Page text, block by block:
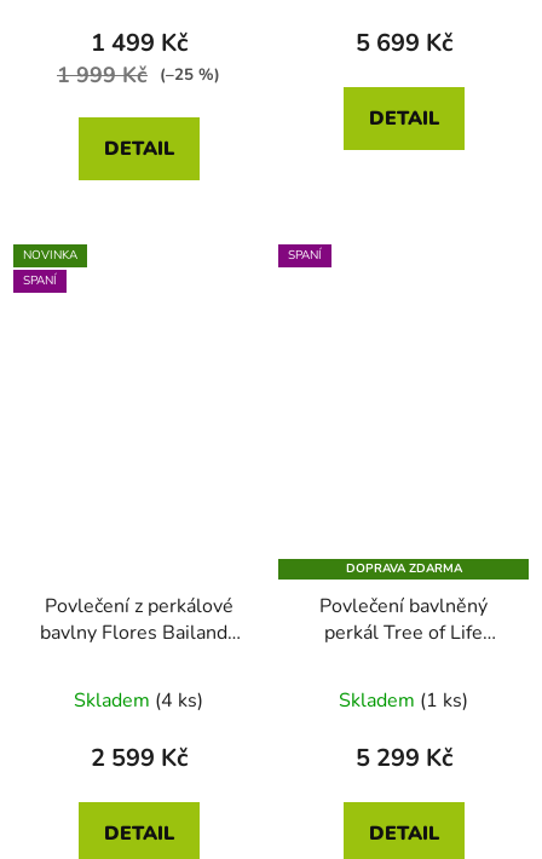
1 499 Kč
1 999 Kč (–25 %)
DETAIL
5 699 Kč
DETAIL
NOVINKA
SPANÍ
Povlečení z perkálové
bavlny Flores Bailando
70 x 90
Skladem (4 ks)
2 599 Kč
DETAIL
SPANÍ
DOPRAVA ZDARMA
Povlečení bavlněný
perkál Tree of Life
Skladem (1 ks)
5 299 Kč
DETAIL